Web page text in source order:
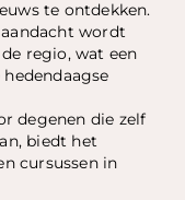
te ontdekken.
aandacht wordt
regio, wat een
degenen die zelf
biedt het
cursussen in